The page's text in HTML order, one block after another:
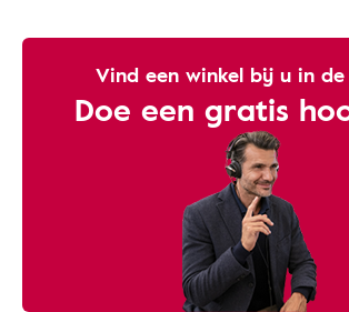
Vind een winkel bij u in
Doe een gratis